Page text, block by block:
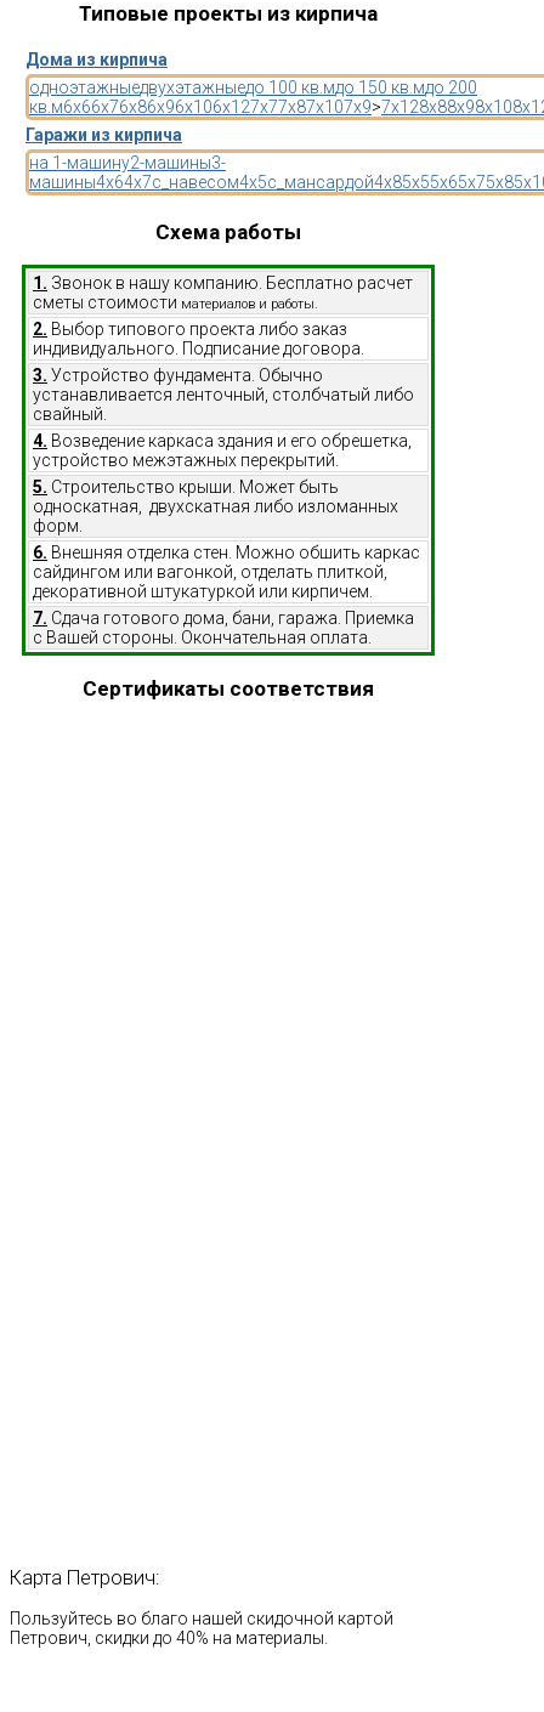
Типовые проекты из кирпича
Дома из кирпича
одноэтажныедвухэтажныедо 100 кв.мдо 150 кв.мдо 200
кв.м6x66x76x86x96x106x127x77x87x107x9>7x128x88x98x10
Гаражи из кирпича
на 1-машину2-машины3-
машины4x64x7с_навесом4x5с_мансардой4x85x55x65x75x8
Схема работы
1. Звонок в нашу компанию. Бесплатно расчет
сметы стоимости материалов и работы.
2. Выбор типового проекта либо заказ
индивидуального. Подписание договора.
3. Устройство фундамента. Обычно
устанавливается ленточный, столбчатый либо
свайный.
4. Возведение каркаса здания и его обрешетка,
устройство межэтажных перекрытий.
5. Строительство крыши. Может быть
односкатная, двухскатная либо изломанных
форм.
6. Внешняя отделка стен. Можно обшить каркас
сайдингом или вагонкой, отделать плиткой,
декоративной штукатуркой или кирпичем.
7. Сдача готового дома, бани, гаража. Приемка
с Вашей стороны. Окончательная оплата.
Сертификаты соответствия
Карта Петрович:
Пользуйтесь во благо нашей скидочной картой
Петрович, скидки до 40% на материалы.